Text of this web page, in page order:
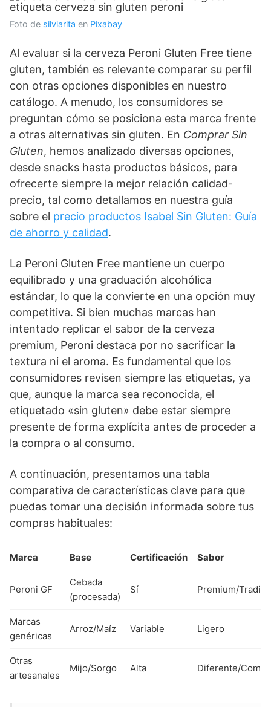
Foto de silviarita en Pixabay
Al evaluar si la cerveza Peroni Gluten Free tiene
gluten, también es relevante comparar su perfil
con otras opciones disponibles en nuestro
catálogo. A menudo, los consumidores se
preguntan cómo se posiciona esta marca frente
a otras alternativas sin gluten. En Comprar Sin
Gluten, hemos analizado diversas opciones,
desde snacks hasta productos básicos, para
ofrecerte siempre la mejor relación calidad-
precio, tal como detallamos en nuestra guía
sobre el precio productos Isabel Sin Gluten: Guía
de ahorro y calidad.
La Peroni Gluten Free mantiene un cuerpo
equilibrado y una graduación alcohólica
estándar, lo que la convierte en una opción muy
competitiva. Si bien muchas marcas han
intentado replicar el sabor de la cerveza
premium, Peroni destaca por no sacrificar la
textura ni el aroma. Es fundamental que los
consumidores revisen siempre las etiquetas, ya
que, aunque la marca sea reconocida, el
etiquetado «sin gluten» debe estar siempre
presente de forma explícita antes de proceder a
la compra o al consumo.
A continuación, presentamos una tabla
comparativa de características clave para que
puedas tomar una decisión informada sobre tus
compras habituales:
Marca Base Certificación Sabor
Peroni GF
Cebada
(procesada)
Sí Premium/
Marcas
genéricas
Arroz/Maíz Variable Ligero
Otras
artesanales
Mijo/Sorgo Alta Diferente/